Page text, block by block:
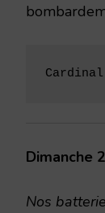
Dimanche
Nos